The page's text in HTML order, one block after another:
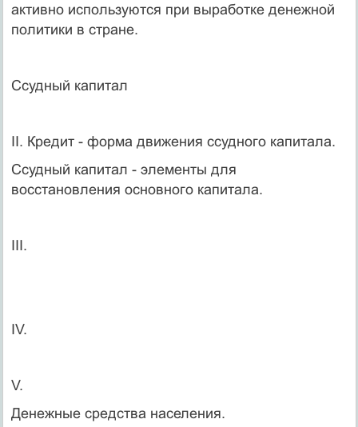
активно используются при выработке денежной
политики в стране.
Ссудный капитал
II. Кредит - форма движения ссудного капитала.
Ссудный капитал - элементы для
восстановления основного капитала.
III.
IV.
V.
Денежные средства населения.